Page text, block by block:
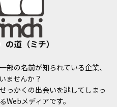
道（ミチ）
部の名前が知られている企業、
ませんか？
っかくの出会いを逃してしまっ
Webメディアです。